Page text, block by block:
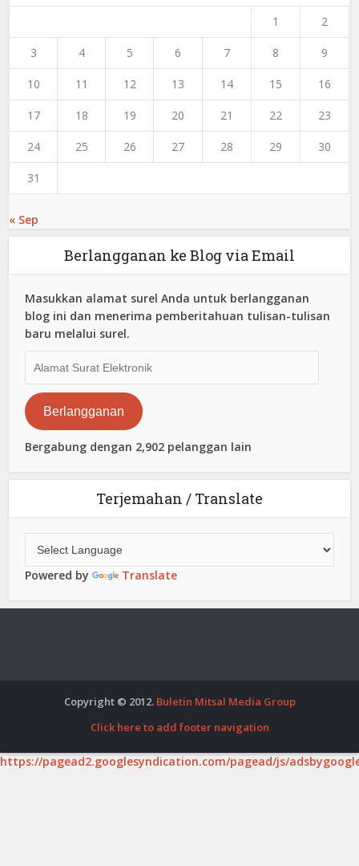
1 2
3 4 5 6 7 8 9
10 11 12 13 14 15 16
17 18 19 20 21 22 23
24 25 26 27 28 29 30
31
« Sep
Berlangganan ke Blog via Email
Masukkan alamat surel Anda untuk berlangganan
blog ini dan menerima pemberitahuan tulisan-tulisan
baru melalui surel.
Surat
Elektronik
Berlangganan
Bergabung dengan 2,902 pelanggan lain
Terjemahan / Translate
Powered by Translate
Copyright © 2012. Buletin Mitsal Media Group
Click here to add footer navigation
https://pagead2.googlesyndication.com/pagead/js/